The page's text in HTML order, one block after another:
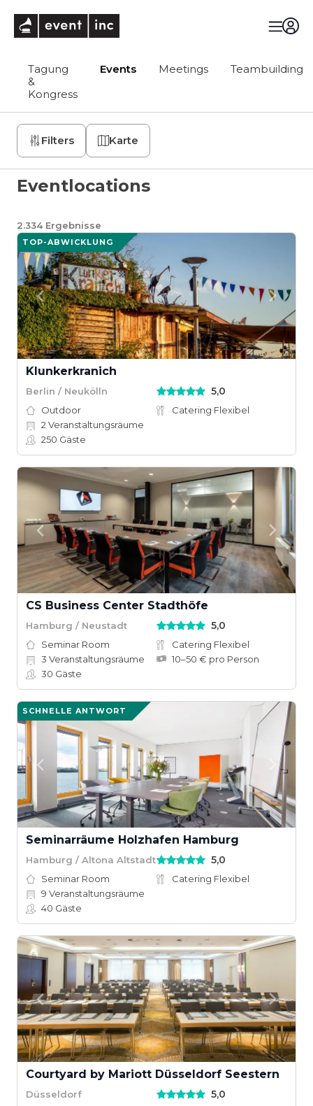
Tagung
&
Kongress
Events Meetings Teambuilding
Filters Karte
Eventlocations
2.334 Ergebnisse
TOP-ABWICKLUNG
Klunkerkranich
Berlin / Neukölln 5,0
Outdoor
Catering Flexibel
2 Veranstaltungsräume
250 Gäste
CS Business Center Stadthöfe
Hamburg / Neustadt 5,0
Seminar Room
Catering Flexibel
3 Veranstaltungsräume
10–50 € pro Person
30 Gäste
SCHNELLE ANTWORT
Seminarräume Holzhafen Hamburg
Hamburg / Altona Altstadt 5,0
Seminar Room
Catering Flexibel
9 Veranstaltungsräume
40 Gäste
Courtyard by Mariott Düsseldorf Seestern
Düsseldorf 5,0